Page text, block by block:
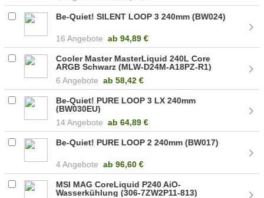
Be-Quiet! SILENT LOOP 3 240mm (BW024)
16 Angebote ab 94,89 €
Cooler Master MasterLiquid 240L Core
ARGB Schwarz (MLW-D24M-A18PZ-R1)
6 Angebote ab 58,42 €
Be-Quiet! PURE LOOP 3 LX 240mm
(BW030EU)
14 Angebote ab 64,89 €
Be-Quiet! PURE LOOP 2 240mm (BW017)
4 Angebote ab 96,60 €
MSI MAG CoreLiquid P240 AiO-
Wasserkühlung (306-7ZW2P11-813)